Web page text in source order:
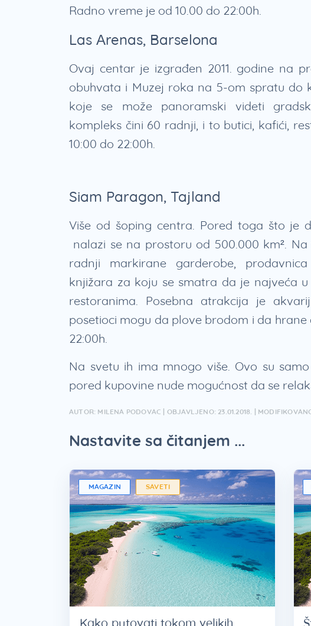
Radno vreme je od 10.00 do 22:00h.
Las Arenas, Barselona
Ovaj centar je izgrađen 2011. godine na
obuhvata i Muzej roka na 5-om spratu do
koje se može panoramski videti
kompleks čini 60 radnji, i to butici, kafići,
10:00 do 22:00h.
Siam Paragon, Tajland
Više od šoping centra. Pored toga što je
nalazi se na prostoru od 500.000 km².
radnji markirane garderobe,
knjižara za koju se smatra da je najveća
restoranima. Posebna atrakcija je
posetioci mogu da plove brodom i da hrane
22:00h.
Na svetu ih ima mnogo više. Ovo su
pored kupovine nude mogućnost da se
AUTOR: MILENA PODOVAC | OBJAVLJENO: 23.01.2018. |
Nastavite sa čitanjem ...
MAGAZIN SAVETI
Kako putovati tokom velikih